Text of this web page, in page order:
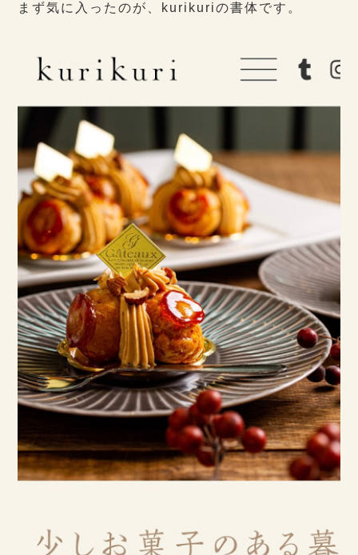
まず気に入ったのが、kurikuriの書体です。